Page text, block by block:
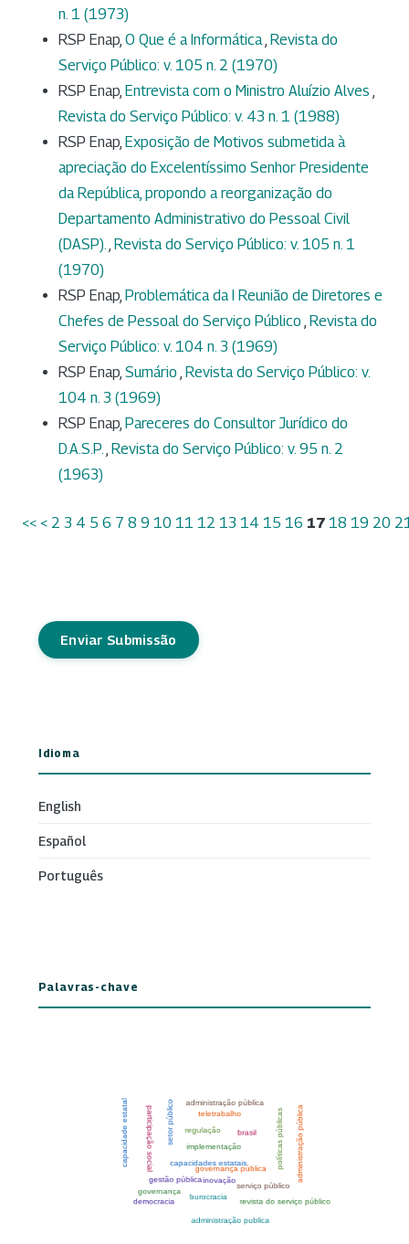
n. 1 (1973)
RSP Enap, O Que é a Informática Revista do
Serviço Público: v. 105 n. 2 (1970)
RSP Enap, Entrevista com o Ministro Aluízio Alves
Revista do Serviço Público: v. 43 n. 1 (1988)
RSP Enap, Exposição de Motivos submetida à
apreciação do Excelentíssimo Senhor Presidente
da República, propondo a reorganização do
Departamento Administrativo do Pessoal Civil
(DASP).
Revista do Serviço Público: v. 105 n. 1
(1970)
RSP Enap, Problemática da I Reunião de Diretores e
Chefes de Pessoal do Serviço Público Revista do
Serviço Público: v. 104 n. 3 (1969)
RSP Enap, Sumário Revista do Serviço Público: v.
104 n. 3 (1969)
RSP Enap, Pareceres do Consultor Jurídico do
D.A.S.P. Revista do Serviço Público: v. 95 n. 2
(1963)
<< < 2 3 4 5 6 7 8 9 10 11 12 13 14 15 16 17 18 19 20
Enviar Submissão
Idioma
English
Español
Português
Palavras-chave